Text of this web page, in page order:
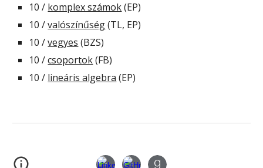
10 / komplex számok (EP)
10 / valószínűség (TL, EP)
10 / vegyes (BZS)
10 / csoportok (FB)
10 / lineáris algebra (EP)